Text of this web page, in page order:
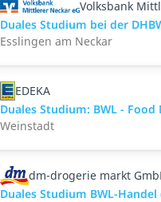
Volksbank
Duales Studium bei der
Esslingen am Neckar
EDEKA
Duales Studium: BWL -
Weinstadt
dm-drogerie markt
Duales Studium BWL-Handel